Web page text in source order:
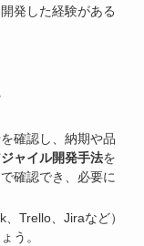
発した経験がある
確認し、納期や品
ャイル開発手法を
確認でき、必要に
、Trello、Jiraなど）
う。